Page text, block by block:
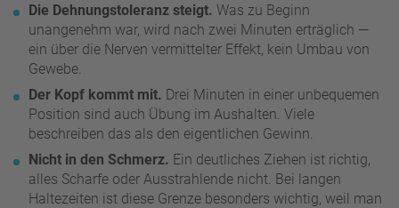
Die Dehnungstoleranz steigt. Was zu Beginn
unangenehm war, wird nach zwei Minuten erträglich —
ein über die Nerven vermittelter Effekt, kein Umbau von
Gewebe.
Der Kopf kommt mit. Drei Minuten in einer unbequemen
Position sind auch Übung im Aushalten. Viele
beschreiben das als den eigentlichen Gewinn.
Nicht in den Schmerz. Ein deutliches Ziehen ist richtig,
alles Scharfe oder Ausstrahlende nicht. Bei langen
Haltezeiten ist diese Grenze besonders wichtig, weil man